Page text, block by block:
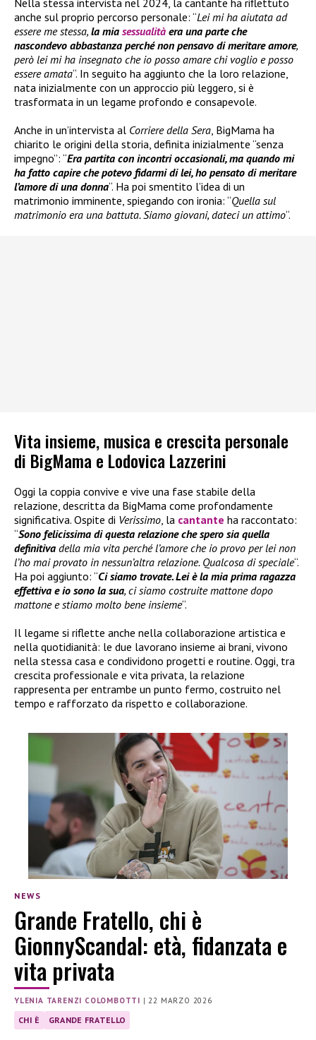
anche sul proprio percorso personale: “Lei mi ha aiutata ad
essere me stessa, la mia sessualità era una parte che
nascondevo abbastanza perché non pensavo di meritare amore,
però lei mi ha insegnato che io posso amare chi voglio e posso
essere amata“. In seguito ha aggiunto che la loro relazione,
nata inizialmente con un approccio più leggero, si è
trasformata in un legame profondo e consapevole.
Anche in un’intervista al Corriere della Sera , BigMama ha
chiarito le origini della storia, definita inizialmente “senza
impegno”: “Era partita con incontri occasionali, ma quando mi
ha fatto capire che potevo fidarmi di lei, ho pensato di meritare
l’amore di una donna“. Ha poi smentito l’idea di un
matrimonio imminente, spiegando con ironia: “Quella sul
matrimonio era una battuta. Siamo giovani, dateci un attimo“.
Vita insieme, musica e crescita personale
di BigMama e Lodovica Lazzerini
Oggi la coppia convive e vive una fase stabile della
relazione, descritta da BigMama come profondamente
significativa. Ospite di Verissimo, la cantante ha raccontato:
“Sono felicissima di questa relazione che spero sia quella
definitiva della mia vita perché l’amore che io provo per lei non
l’ho mai provato in nessun’altra relazione. Qualcosa di speciale“.
Ha poi aggiunto: “Ci siamo trovate. Lei è la mia prima ragazza
effettiva e io sono la sua, ci siamo costruite mattone dopo
mattone e stiamo molto bene insieme“.
Il legame si riflette anche nella collaborazione artistica e
nella quotidianità: le due lavorano insieme ai brani, vivono
nella stessa casa e condividono progetti e routine. Oggi, tra
crescita professionale e vita privata, la relazione
rappresenta per entrambe un punto fermo, costruito nel
tempo e rafforzato da rispetto e collaborazione.
NEWS
Grande Fratello, chi è
GionnyScandal: età, fidanzata e
vita privata
YLENIA TARENZI COLOMBOTTI |22 MARZO 2026
CHI È GRANDE FRATELLO